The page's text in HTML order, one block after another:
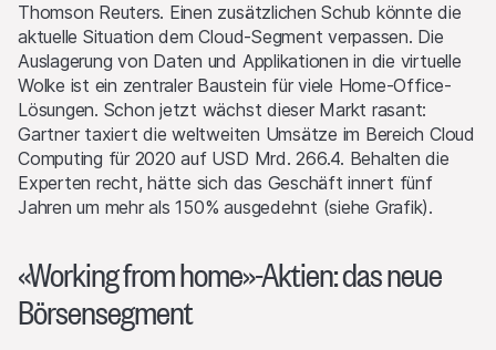
Thomson Reuters. Einen zusätzlichen Schub könnte die
aktuelle Situation dem Cloud-Segment verpassen. Die
Auslagerung von Daten und Applikationen in die virtuelle
Wolke ist ein zentraler Baustein für viele Home-Office-
Lösungen. Schon jetzt wächst dieser Markt rasant:
Gartner taxiert die weltweiten Umsätze im Bereich Cloud
Computing für 2020 auf USD Mrd. 266.4. Behalten die
Experten recht, hätte sich das Geschäft innert fünf
Jahren um mehr als 150% ausgedehnt (siehe Grafik).
«Working from home»-Aktien: das neue
Börsensegment